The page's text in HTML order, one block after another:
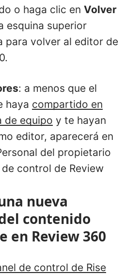
o haga clic en Volver
esquina superior
para volver al editor de
: a menos que el
haya compartido en
de equipo y te hayan
editor, aparecerá en
del propietario
control de Review
nueva
contenido
en Review 360
de control de Rise